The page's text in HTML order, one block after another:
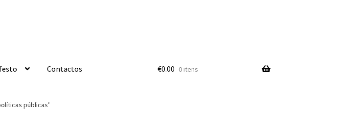
Contactos €0.00 0 itens
públicas’